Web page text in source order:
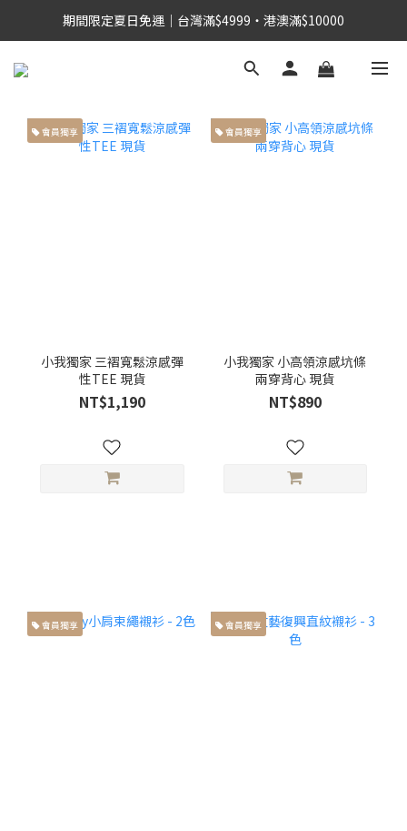
期間限定夏日免運｜台灣滿$4999・港澳滿$10000
會員獨享
小我獨家 三褶寬鬆涼感彈
性TEE 現貨
NT$1,190
會員獨享
小我獨家 小高領涼感坑條
兩穿背心 現貨
NT$890
會員獨享 會員獨享